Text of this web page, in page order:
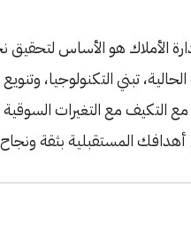
الأملاك هو الأساس
تبني التكنولوجيا،
التكيف مع التغيرات
المستقبلية بثقة